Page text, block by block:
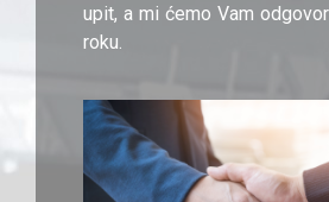
upit, a mi ćemo Vam
roku.